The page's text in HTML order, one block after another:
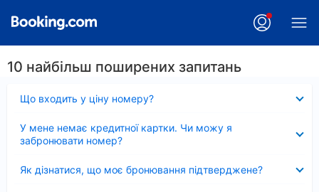
10 найбільш поширених запитань
Що входить у ціну номеру?
У мене немає кредитної картки. Чи можу я
забронювати номер?
Як дізнатися, що моє бронювання підтверджене?